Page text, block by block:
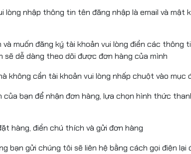
lòng nhập thông tin tên đăng nhập là email và mật
muốn đăng ký tài khoản vui lòng điền các thông
sẽ dễ dàng theo dõi được đơn hàng của mình
không cần tài khoản vui lòng nhấp chuột vào
bạn để nhận đơn hàng, lựa chọn hình thức
hàng, điền chú thích và gửi đơn hàng
bạn gửi chúng tôi sẽ liên hệ bằng cách gọi điện lại